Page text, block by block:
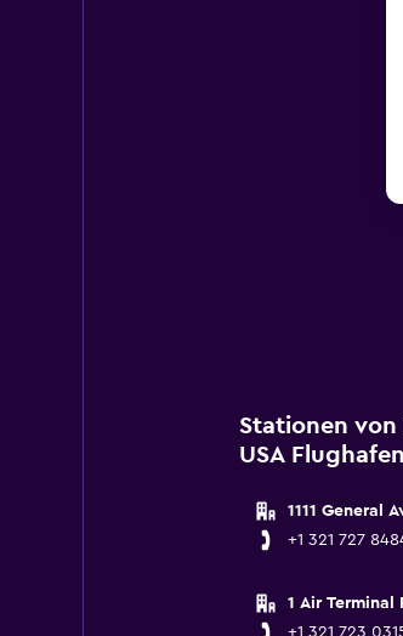
Stationen von
USA
1111 General
+1 321 727
1 Air Terminal
+1 321 723